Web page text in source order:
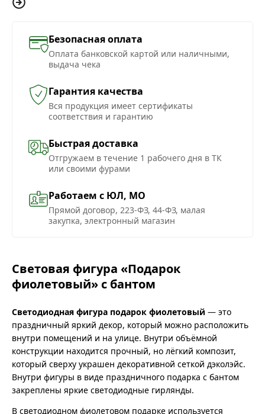
Безопасная оплата
Оплата банковской картой или наличными,
выдача чека
Гарантия качества
Вся продукция имеет сертификаты
соответствия и гарантию
Быстрая доставка
Отгружаем в течение 1 рабочего дня в ТК
или своими фурами
Работаем с ЮЛ, МО
Прямой договор, 223-ФЗ, 44-ФЗ, малая
закупка, электронный магазин
Световая фигура «Подарок
фиолетовый» с бантом
Светодиодная фигура подарок фиолетовый — это
праздничный яркий декор, который можно расположить
внутри помещений и на улице. Внутри объёмной
конструкции находится прочный, но лёгкий композит,
который сверху украшен декоративной сеткой дэколэйс.
Внутри фигуры в виде праздничного подарка с бантом
закреплены яркие светодиодные гирлянды.
В светодиодном фиолетовом подарке используется